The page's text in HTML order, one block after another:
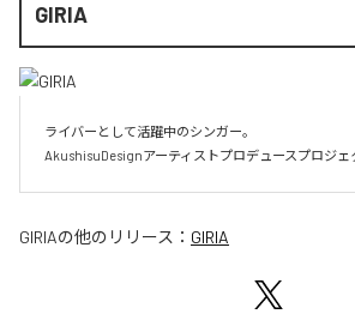
GIRIA
ライバーとして活躍中のシンガー。
AkushisuDesignアーティストプロデュースプロジェ
GIRIAの他のリリース： GIRIA